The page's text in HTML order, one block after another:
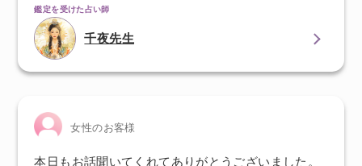
鑑定を受けた占い師
千夜先生
女性のお客様
本日もお話聞いてくれてありがとうございました。